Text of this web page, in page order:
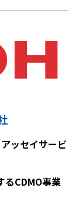
ッセイサービ
るCDMO事業